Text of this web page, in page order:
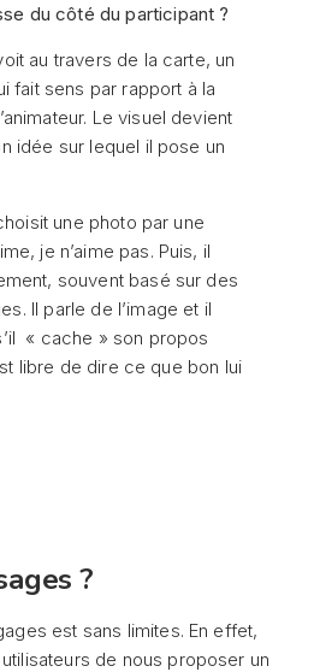
du côté du participant ?
au travers de la carte, un
fait sens par rapport à la
Le visuel devient
idée sur lequel il pose un
une photo par une
je n’aime pas. Puis, il
souvent basé sur des
Il parle de l’image et il
« cache » son propos
libre de dire ce que bon lui
?
est sans limites. En effet,
de nous proposer un